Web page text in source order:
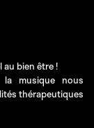
au bien être !
musique nous
thérapeutiques